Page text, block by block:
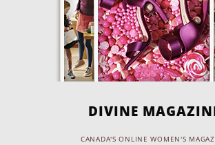
DIVINE
CANADA'S ONLINE WOMEN'S